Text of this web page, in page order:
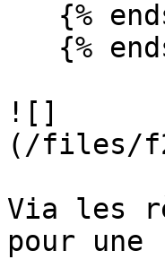
![]
(/files/
Via les
pour